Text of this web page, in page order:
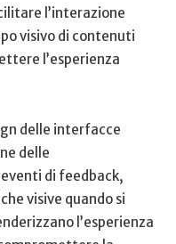
l’interazione⁣
visivo di contenuti‍
l’esperienza
delle interfacce
delle
di feedback,
visive quando si
l’esperienza